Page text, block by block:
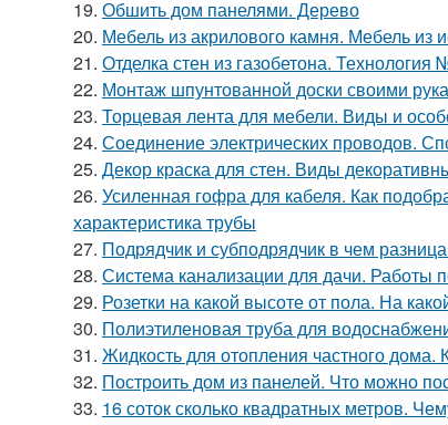
19. Обшить дом панелями. Дерево
20. Мебель из акрилового камня. Мебель из
21. Отделка стен из газобетона. Технология
22. Монтаж шпунтованной доски своими
23. Торцевая лента для мебели. Виды и
24. Соединение электрических проводов.
25. Декор краска для стен. Виды
26. Усиленная гофра для кабеля. Как
характеристика трубы
27. Подрядчик и субподрядчик в чем
28. Система канализации для дачи. Работы
29. Розетки на какой высоте от пола. На
30. Полиэтиленовая труба для
31. Жидкость для отопления частного
32. Построить дом из панелей. Что можно
33. 16 соток сколько квадратных метров.